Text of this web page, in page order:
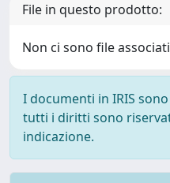
File in questo prodotto:
Non ci sono file
I documenti in IRIS
tutti i diritti sono
indicazione.